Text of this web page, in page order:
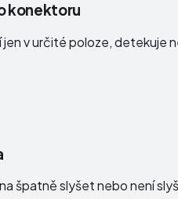
konektoru
jen v určité poloze,
špatně slyšet nebo není